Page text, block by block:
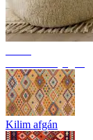
Kilim afgán